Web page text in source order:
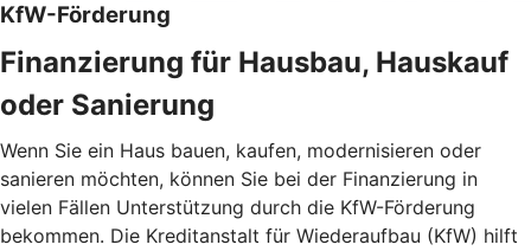
KfW-Förderung
Finanzierung für Hausbau, Hauskauf
oder Sanierung
Wenn Sie ein Haus bauen, kaufen, modernisieren oder
sanieren möchten, können Sie bei der Finanzierung in
vielen Fällen Unterstützung durch die KfW-Förderung
bekommen. Die Kreditanstalt für Wiederaufbau (KfW) hilft